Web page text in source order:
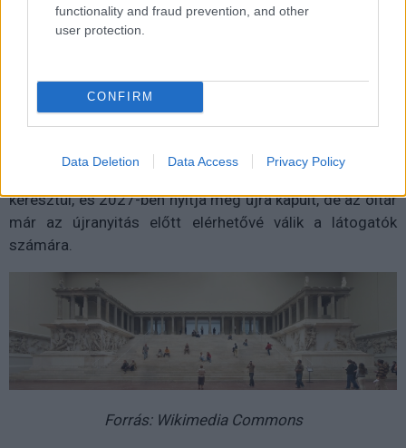
functionality and fraud prevention, and other
user protection.
CONFIRM
Data Deletion Data Access Privacy Policy
látható részleteit teszi elérhetővé, de csökkenti a
hozzáférési korlátokat, és új lehetőségeket nyit a
keresztül, és 2027-ben nyitja meg újra kapuit, de az oltár
már az újranyitás előtt elérhetővé válik a látogatók
számára.
Forrás: Wikimedia Commons